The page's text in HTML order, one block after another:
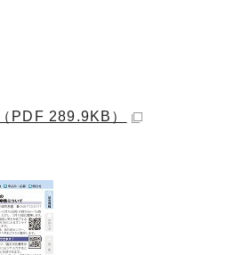
PDF 289.9KB）